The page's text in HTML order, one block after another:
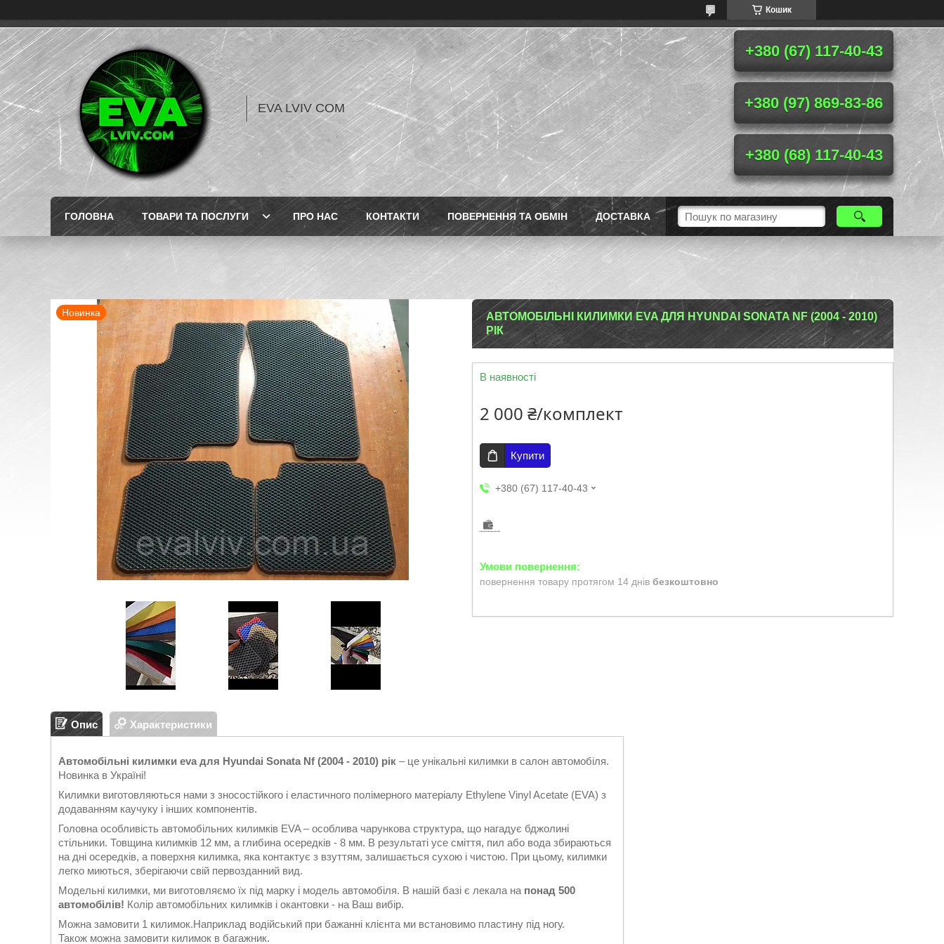
Кошик
EVA LVIV COM
+380 (67) 117-40-43
+380 (97) 869-83-86
+380 (68) 117-40-43
ГОЛОВНА ТОВАРИ ТА ПОСЛУГИ ПРО НАС КОНТАКТИ ПОВЕРНЕННЯ ТА ОБМІН ДОСТАВКА
Новинка
АВТОМОБІЛЬНІ КИЛИМКИ EVA ДЛЯ HYUNDAI SONATA NF (2004 - 2010)
РІК
В наявності
2 000 ₴/комплект
Купити
+380 (67) 117-40-43
повернення товару протягом 14 днів безкоштовно
Опис Характеристики
Автомобільні килимки eva для Hyundai Sonata Nf (2004 - 2010) рік – це унікальні килимки в салон автомобіля.
Новинка в Україні!
Килимки виготовляються нами з зносостійкого і еластичного полімерного матеріалу Ethylene Vinyl Acetate (EVA) з
додаванням каучуку і інших компонентів.
Головна особливість автомобільних килимків EVA – особлива чарункова структура, що нагадує бджолині
стільники. Товщина килимків 12 мм, а глибина осередків - 8 мм. В результаті усе сміття, пил або вода збираються
на дні осередків, а поверхня килимка, яка контактує з взуттям, залишається сухою і чистою. При цьому, килимки
легко миються, зберігаючи свій первозданний вид.
Модельні килимки, ми виготовляємо їх під марку і модель автомобіля. В нашій базі є лекала на понад 500
автомобілів! Колір автомобільних килимків і окантовки - на Ваш вибір.
Можна замовити 1 килимок.Наприклад водійський при бажанні клієнта ми встановимо пластину під ногу.
Також можна замовити килимок в багажник.